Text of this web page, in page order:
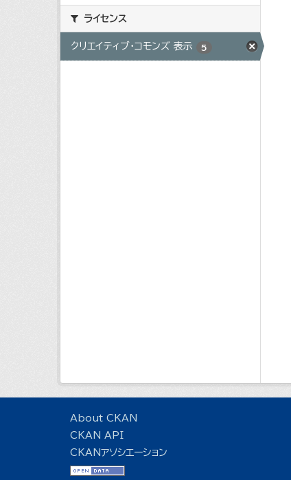
ライセンス
クリエイティブ・コモンズ 表示 5
About CKAN
CKAN API
CKANアソシエーション